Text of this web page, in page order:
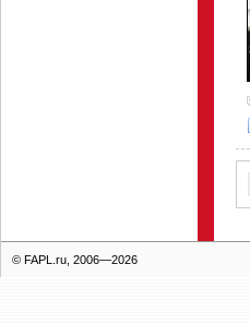
© FAPL.ru, 2006—2026